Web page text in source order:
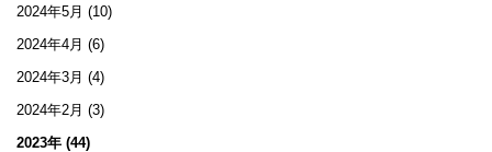
2024年5月 (10)
2024年4月 (6)
2024年3月 (4)
2024年2月 (3)
2023年 (44)